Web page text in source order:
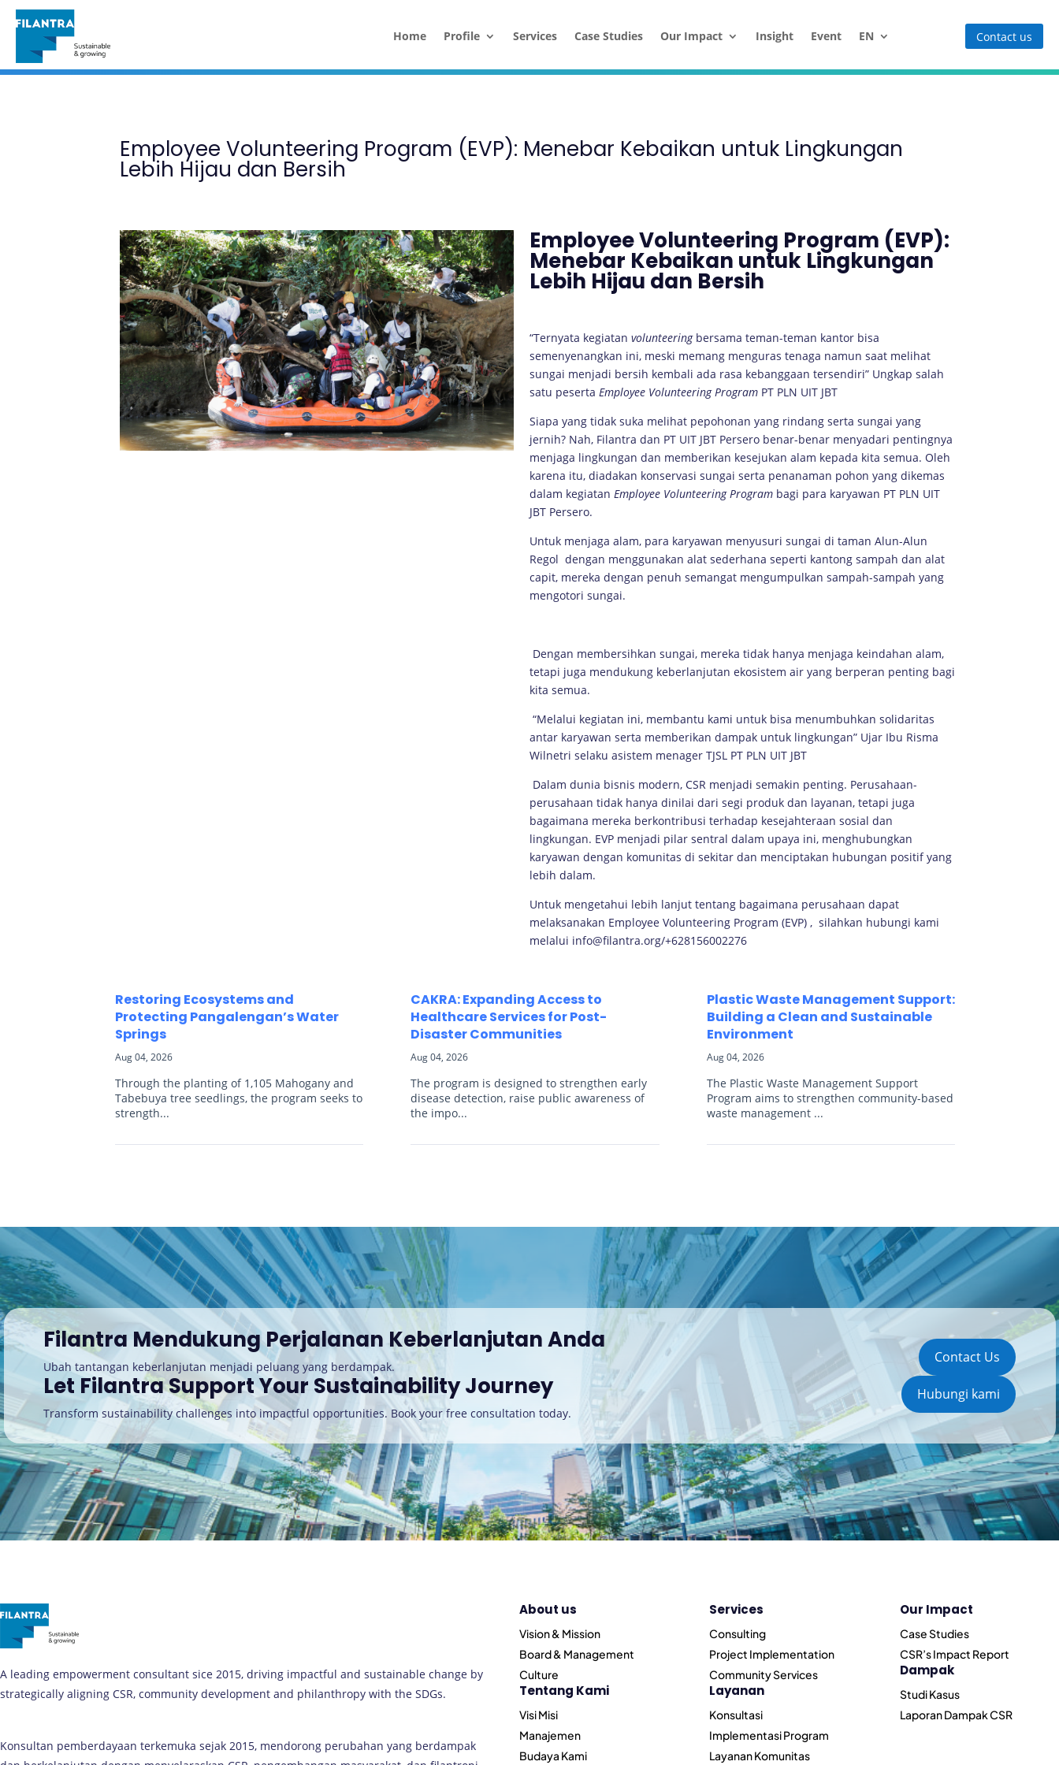
Home Profile Services Case Studies Our Impact Insight Event EN Contact us
Portfolio
Employee Volunteering Program (EVP): Menebar Kebaikan untuk Lingkungan
Lebih Hijau dan Bersih
Employee Volunteering Program (EVP):
Menebar Kebaikan untuk Lingkungan
Lebih Hijau dan Bersih
“Ternyata kegiatan volunteering bersama teman-teman kantor bisa
semenyenangkan ini, meski memang menguras tenaga namun saat melihat
sungai menjadi bersih kembali ada rasa kebanggaan tersendiri” Ungkap salah
satu peserta Employee Volunteering Program PT PLN UIT JBT
Siapa yang tidak suka melihat pepohonan yang rindang serta sungai yang
jernih? Nah, Filantra dan PT UIT JBT Persero benar-benar menyadari pentingnya
menjaga lingkungan dan memberikan kesejukan alam kepada kita semua. Oleh
karena itu, diadakan konservasi sungai serta penanaman pohon yang dikemas
dalam kegiatan Employee Volunteering Program bagi para karyawan PT PLN UIT
JBT Persero.
Untuk menjaga alam, para karyawan menyusuri sungai di taman Alun-Alun
Regol dengan menggunakan alat sederhana seperti kantong sampah dan alat
capit, mereka dengan penuh semangat mengumpulkan sampah-sampah yang
mengotori sungai.
Dengan membersihkan sungai, mereka tidak hanya menjaga keindahan alam,
tetapi juga mendukung keberlanjutan ekosistem air yang berperan penting bagi
kita semua.
“Melalui kegiatan ini, membantu kami untuk bisa menumbuhkan solidaritas
antar karyawan serta memberikan dampak untuk lingkungan” Ujar Ibu Risma
Wilnetri selaku asistem menager TJSL PT PLN UIT JBT
Dalam dunia bisnis modern, CSR menjadi semakin penting. Perusahaan-
perusahaan tidak hanya dinilai dari segi produk dan layanan, tetapi juga
bagaimana mereka berkontribusi terhadap kesejahteraan sosial dan
lingkungan. EVP menjadi pilar sentral dalam upaya ini, menghubungkan
karyawan dengan komunitas di sekitar dan menciptakan hubungan positif yang
lebih dalam.
Untuk mengetahui lebih lanjut tentang bagaimana perusahaan dapat
melaksanakan Employee Volunteering Program (EVP) , silahkan hubungi kami
melalui info@filantra.org/+628156002276
Restoring Ecosystems and
Protecting Pangalengan’s Water
Springs
Aug 04, 2026
Through the planting of 1,105 Mahogany and
Tabebuya tree seedlings, the program seeks to
strength...
CAKRA: Expanding Access to
Healthcare Services for Post-
Disaster Communities
Aug 04, 2026
The program is designed to strengthen early
disease detection, raise public awareness of
the impo...
Plastic Waste Management Support:
Building a Clean and Sustainable
Environment
Aug 04, 2026
The Plastic Waste Management Support
Program aims to strengthen community-based
waste management ...
Filantra Mendukung Perjalanan Keberlanjutan Anda
Ubah tantangan keberlanjutan menjadi peluang yang berdampak.
Let Filantra Support Your Sustainability Journey
Transform sustainability challenges into impactful opportunities. Book your free consultation today.
Contact Us
Hubungi kami
A leading empowerment consultant sice 2015, driving impactful and sustainable change by
strategically aligning CSR, community development and philanthropy with the SDGs.
Konsultan pemberdayaan terkemuka sejak 2015, mendorong perubahan yang berdampak
About us
Vision & Mission
Board & Management
Culture
Tentang Kami
Visi Misi
Manajemen
Budaya Kami
Services
Consulting
Project Implementation
Community Services
Layanan
Konsultasi
Implementasi Program
Layanan Komunitas
Our Impact
Case Studies
CSR’s Impact Report
Dampak
Studi Kasus
Laporan Dampak CSR